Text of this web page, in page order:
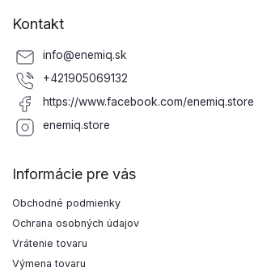
Kontakt
info@enemiq.sk
+421905069132
https://www.facebook.com/enemiq.store
enemiq.store
Informácie pre vás
Obchodné podmienky
Ochrana osobných údajov
Vrátenie tovaru
Výmena tovaru